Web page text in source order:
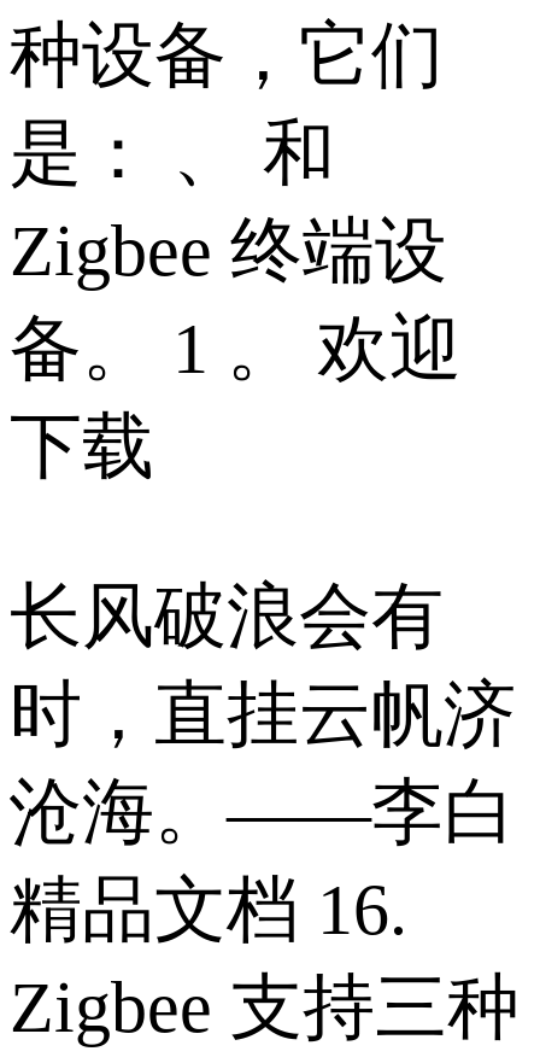
种设备，它们
是： 、 和
Zigbee 终端设
备。 1 。 欢迎
下载
长风破浪会有
时，直挂云帆济
沧海。——李白
精品文档 16.
Zigbee 支持三种